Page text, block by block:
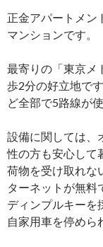
正金アパートメン
マンションです。
最寄りの「東京メ
歩2分の好立地で
ど全部で5路線が
設備に関しては、
性の方も安心して
荷物を受け取れな
ターネットが無料
ディンプルキーを
自家用車を停めら